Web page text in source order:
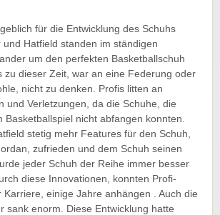
für die Entwicklung des Schuhs
und Hatfield standen im ständigen
um den perfekten Basketballschuh
zu dieser Zeit, war an eine Federung oder
nicht zu denken. Profis litten an
und Verletzungen, da die Schuhe, die
Basketballspiel nicht abfangen konnten.
stetig mehr Features für den Schuh,
zufrieden und dem Schuh seinen
jeder Schuh der Reihe immer besser
diese Innovationen, konnten Profi-
Karriere, einige Jahre anhängen . Auch die
sank enorm. Diese Entwicklung hatte